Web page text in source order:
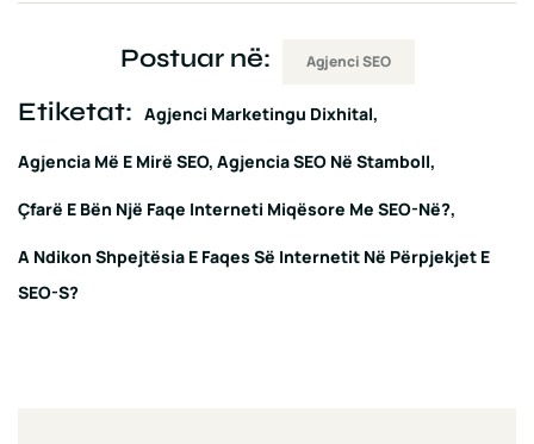
Postuar në: Agjenci SEO
Etiketat: Agjenci Marketingu Dixhital
Agjencia Më E Mirë SEO Agjencia SEO Në Stamboll
Çfarë E Bën Një Faqe Interneti Miqësore Me SEO-Në?
A Ndikon Shpejtësia E Faqes Së Internetit Në Përpjekjet E
SEO-S?